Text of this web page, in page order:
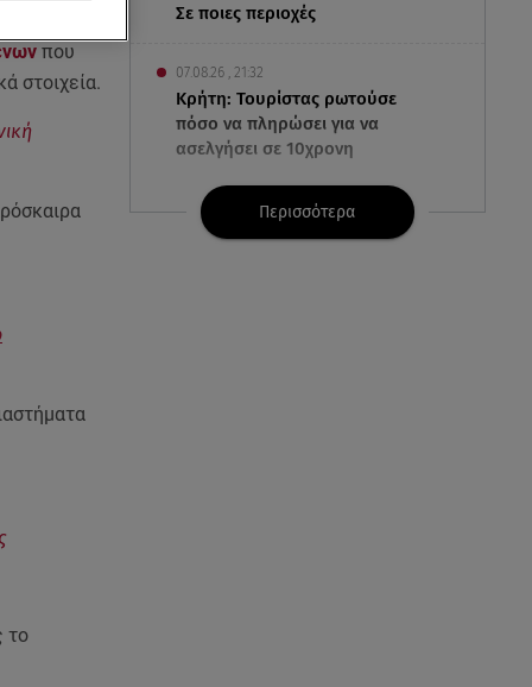
Σε ποιες περιοχές
07.08.26 , 21:32
Κρήτη: Τουρίστας ρωτούσε
πόσο να πληρώσει για να
ασελγήσει σε 10χρονη
07.08.26 , 21:17
Κλήρωση Eurojackpot
Περισσότερα
που
στοιχεία.
το